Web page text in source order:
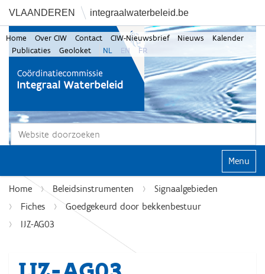
VLAANDEREN integraalwaterbeleid.be
Zoek
Home Over CIW Contact CIW-Nieuwsbrief Nieuws
Kalender
Publicaties
Geoloket NL EN FR
Klap
Home Beleidsinstrumenten
Signaalgebieden
Fiches
Goedgekeurd door bekkenbestuur
IJZ-AG03